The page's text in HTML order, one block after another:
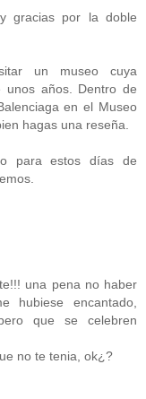
gracias por la doble
un museo cuya
unos años. Dentro de
en el Museo
hagas una reseña.
para estos días de
una pena no haber
hubiese encantado,
que se celebren
no te tenia, ok¿?